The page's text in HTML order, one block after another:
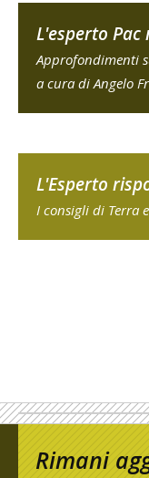
L'esperto Pac
Approfondimenti
a cura di Angelo
L'Esperto
I consigli di Terra
Rimani